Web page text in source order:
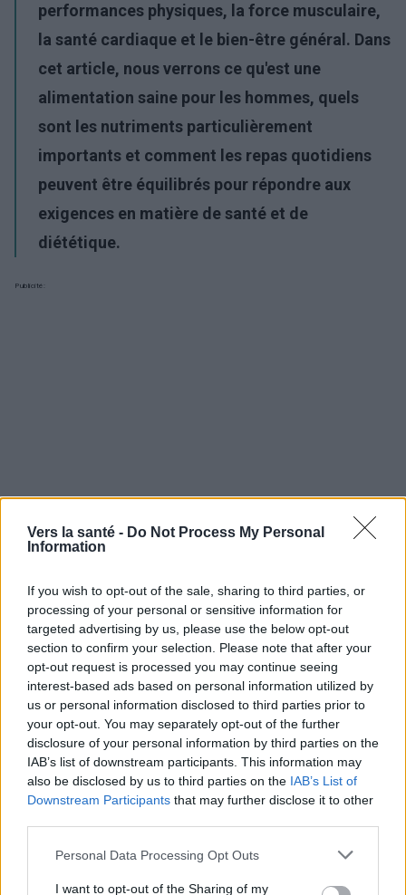
Vers la santé - Do Not Process My Personal
Information
If you wish to opt-out of the sale, sharing to third parties, or
processing of your personal or sensitive information for
targeted advertising by us, please use the below opt-out
section to confirm your selection. Please note that after your
opt-out request is processed you may continue seeing
interest-based ads based on personal information utilized by
us or personal information disclosed to third parties prior to
your opt-out. You may separately opt-out of the further
disclosure of your personal information by third parties on the
IAB’s list of downstream participants. This information may
also be disclosed by us to third parties on the IAB’s List of
Downstream Participants that may further disclose it to other
Please note that this website/app uses one or more Google
not limited to your visit or usage behaviour. You may click to
Personal Data Processing Opt Outs
I want to opt-out of the Sharing of my
performances physiques, la force musculaire,
la santé cardiaque et le bien-être général. Dans
cet article, nous verrons ce qu'est une
alimentation saine pour les hommes, quels
sont les nutriments particulièrement
importants et comment les repas quotidiens
peuvent être équilibrés pour répondre aux
exigences en matière de santé et de
diététique.
Publicité:
Utile? Partagez-le sur Facebook!
Vous voulez rester informé ? Suivez-
nous sur
og
News
EN RAPPORT
Sujets Des habitudes alimentaires saines
Développement de la masse musculaire